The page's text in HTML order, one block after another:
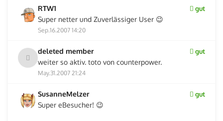
RTW1 gut
Super netter und Zuverlässiger User 😉
Sep.16.2007 14:20
deleted member gut
weiter so aktiv. toto von counterpower.
May.31.2007 21:24
SusanneMelzer gut
Super eBesucher! 😉